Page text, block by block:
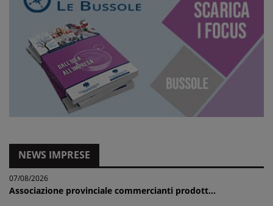
NEWS IMPRESE
07/08/2026
Associazione provinciale commercianti prodott...